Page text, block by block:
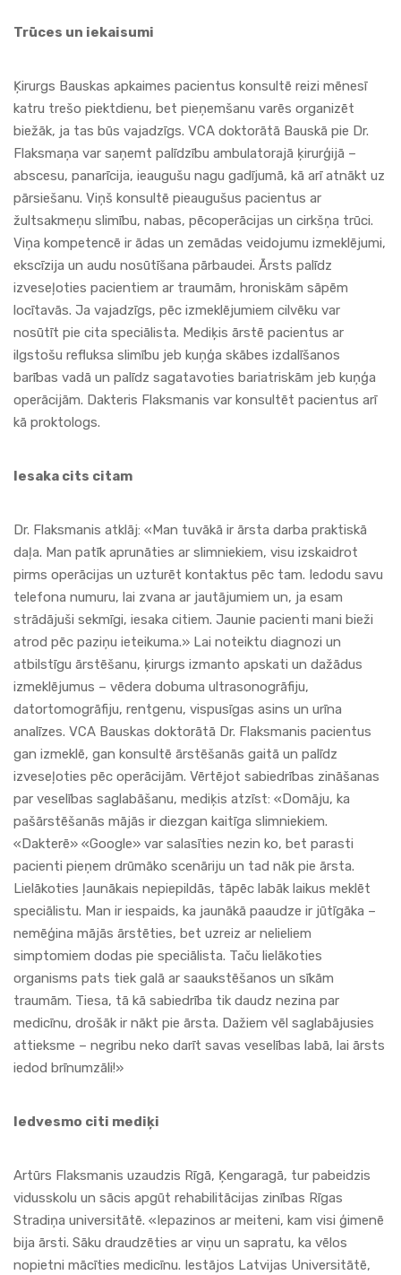
Trūces un iekaisumi
Ķirurgs Bauskas apkaimes pacientus konsultē reizi mēnesī
katru trešo piektdienu, bet pieņemšanu varēs organizēt
biežāk, ja tas būs vajadzīgs. VCA doktorātā Bauskā pie Dr.
Flaksmaņa var saņemt palīdzību ambulatorajā ķirurģijā –
abscesu, panarīcija, ieaugušu nagu gadījumā, kā arī atnākt uz
pārsiešanu. Viņš konsultē pieaugušus pacientus ar
žultsakmeņu slimību, nabas, pēcoperācijas un cirkšņa trūci.
Viņa kompetencē ir ādas un zemādas veidojumu izmeklējumi,
ekscīzija un audu nosūtīšana pārbaudei. Ārsts palīdz
izveseļoties pacientiem ar traumām, hroniskām sāpēm
locītavās. Ja vajadzīgs, pēc izmeklējumiem cilvēku var
nosūtīt pie cita speciālista. Mediķis ārstē pacientus ar
ilgstošu refluksa slimību jeb kuņģa skābes izdalīšanos
barības vadā un palīdz sagatavoties bariatriskām jeb kuņģa
operācijām. Dakteris Flaksmanis var konsultēt pacientus arī
kā proktologs.
Iesaka cits citam
Dr. Flaksmanis atklāj: «Man tuvākā ir ārsta darba praktiskā
daļa. Man patīk aprunāties ar slimniekiem, visu izskaidrot
pirms operācijas un uzturēt kontaktus pēc tam. Iedodu savu
telefona numuru, lai zvana ar jautājumiem un, ja esam
strādājuši sekmīgi, iesaka citiem. Jaunie pacienti mani bieži
atrod pēc paziņu ieteikuma.» Lai noteiktu diagnozi un
atbilstīgu ārstēšanu, ķirurgs izmanto apskati un dažādus
izmeklējumus – vēdera dobuma ultrasonogrāfiju,
datortomogrāfiju, rentgenu, vispusīgas asins un urīna
analīzes. VCA Bauskas doktorātā Dr. Flaksmanis pacientus
gan izmeklē, gan konsultē ārstēšanās gaitā un palīdz
izveseļoties pēc operācijām. Vērtējot sabiedrības zināšanas
par veselības saglabāšanu, mediķis atzīst: «Domāju, ka
pašārstēšanās mājās ir diezgan kaitīga slimniekiem.
«Dakterē» «Google» var salasīties nezin ko, bet parasti
pacienti pieņem drūmāko scenāriju un tad nāk pie ārsta.
Lielākoties ļaunākais nepiepildās, tāpēc labāk laikus meklēt
speciālistu. Man ir iespaids, ka jaunākā paaudze ir jūtīgāka –
nemēģina mājās ārstēties, bet uzreiz ar nelieliem
simptomiem dodas pie speciālista. Taču lielākoties
organisms pats tiek galā ar saaukstēšanos un sīkām
traumām. Tiesa, tā kā sabiedrība tik daudz nezina par
medicīnu, drošāk ir nākt pie ārsta. Dažiem vēl saglabājusies
attieksme – negribu neko darīt savas veselības labā, lai ārsts
iedod brīnumzāli!»
Iedvesmo citi mediķi
Artūrs Flaksmanis uzaudzis Rīgā, Ķengaragā, tur pabeidzis
vidusskolu un sācis apgūt rehabilitācijas zinības Rīgas
Stradiņa universitātē. «Iepazinos ar meiteni, kam visi ģimenē
bija ārsti. Sāku draudzēties ar viņu un sapratu, ka vēlos
nopietni mācīties medicīnu. Iestājos Latvijas Universitātē,